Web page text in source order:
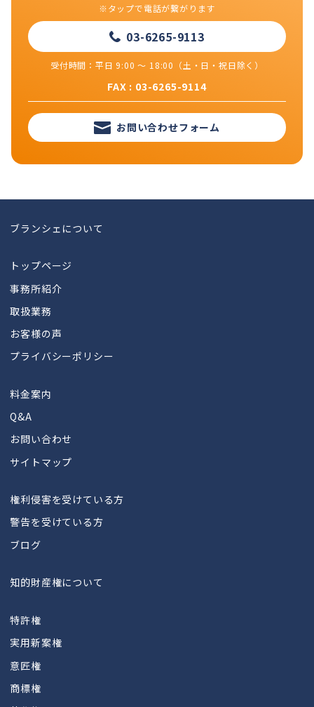
※タップで電話が繋がります
受付時間：平日 9:00 ～ 18:00（土・日・祝日除く）
03-6265-9113
FAX : 03-6265-9114
お問い合わせフォーム
ブランシェについて
トップページ
事務所紹介
取扱業務
お客様の声
プライバシーポリシー
料金案内
Q&A
お問い合わせ
サイトマップ
権利侵害を受けている方
警告を受けている方
ブログ
知的財産権について
特許権
実用新案権
意匠権
商標権